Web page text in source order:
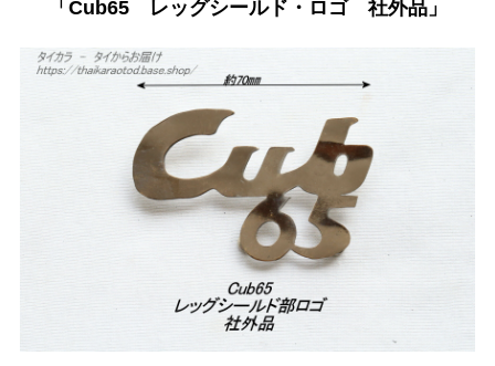
「Cub65 レッグシールド・ロゴ 社外品」